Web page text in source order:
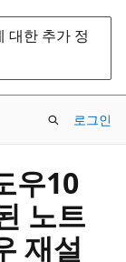
한 추가 정
로그인
우10
노트
재설